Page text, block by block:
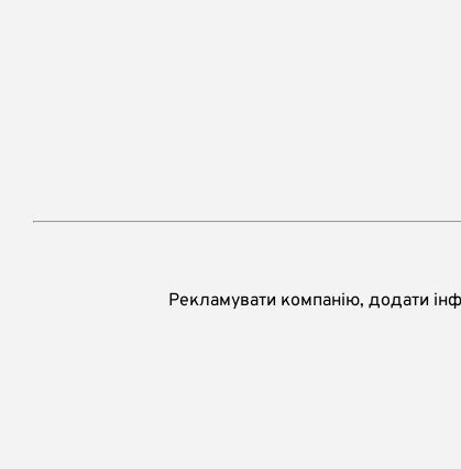
Рекламувати компанію, додати